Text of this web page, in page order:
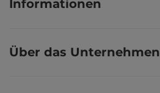
Informationen
Über das Unternehmen